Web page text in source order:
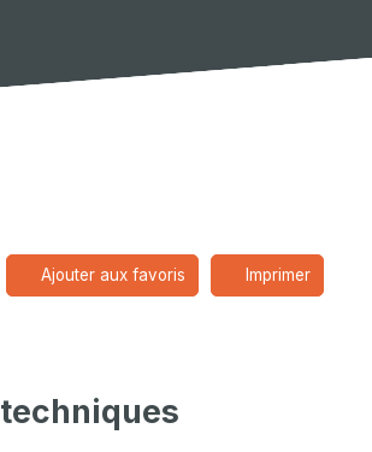
Ajouter aux favoris Imprimer
techniques